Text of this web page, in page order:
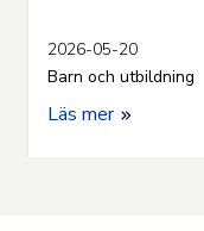
2026-05-20
Barn och utbildning
Läs mer